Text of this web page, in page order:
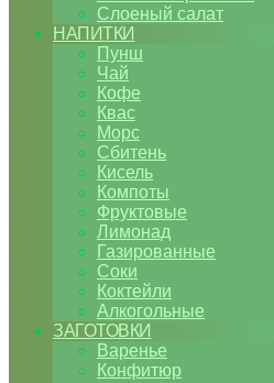
Слоеный салат
НАПИТКИ
Пунш
Чай
Кофе
Квас
Морс
Сбитень
Кисель
Компоты
Фруктовые
Лимонад
Газированные
Соки
Коктейли
Алкогольные
ЗАГОТОВКИ
Варенье
Конфитюр